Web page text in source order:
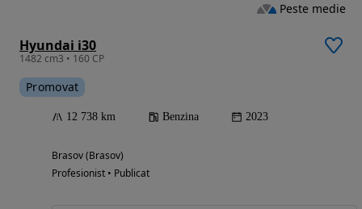
Hyundai i30
1482 cm3 • 160 CP
Promovat
12 738 km Benzina 2023
Brasov (Brasov)
Profesionist • Publicat
Peste medie